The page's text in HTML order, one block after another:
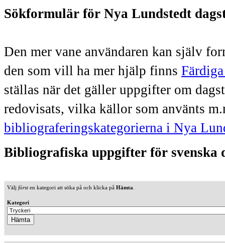
Sökformulär för Nya Lundstedt
Den mer vane användaren kan själv
den som vill ha mer hjälp finns
ställas när det gäller uppgifter om
redovisats, vilka källor som använts
bibliograferingskategorierna i Nya
Bibliografiska uppgifter för svenska
Välj försten kategori att söka på och klicka på Hämta
Kategori